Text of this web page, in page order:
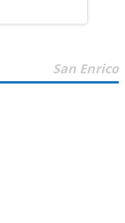
San Enrico